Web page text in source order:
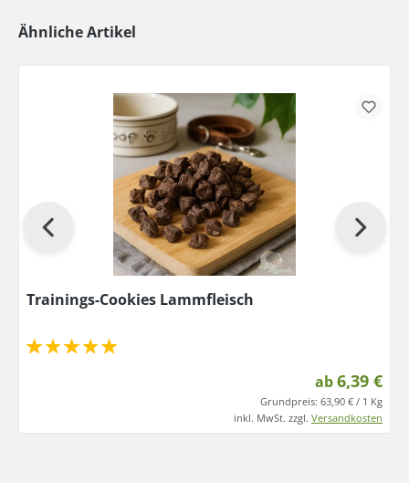
Ähnliche Artikel
Trainings-Cookies Lammfleisch
ab6,39 €
Grundpreis: 63,90 € / 1 Kg
inkl. MwSt. zzgl. Versandkosten